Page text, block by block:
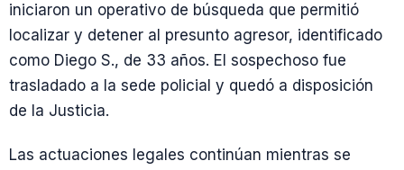
iniciaron un operativo de búsqueda que permitió
localizar y detener al presunto agresor, identificado
como Diego S., de 33 años. El sospechoso fue
trasladado a la sede policial y quedó a disposición
de la Justicia.
Las actuaciones legales continúan mientras se